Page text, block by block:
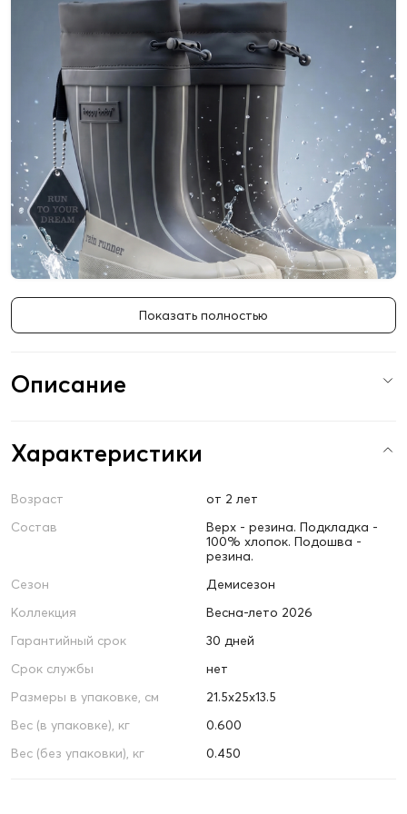
Показать полностью
Описание
Характеристики
Возраст
от 2 лет
Состав
Верх - резина. Подкладка -
100% хлопок. Подошва -
резина.
Сезон
Демисезон
Коллекция
Весна-лето 2026
Гарантийный срок
30 дней
Срок службы
нет
Размеры в упаковке, см
21.5х25х13.5
Вес (в упаковке), кг
0.600
Вес (без упаковки), кг
0.450